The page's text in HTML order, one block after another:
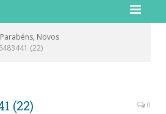
Parabéns, Novos
(22)
(22) 0